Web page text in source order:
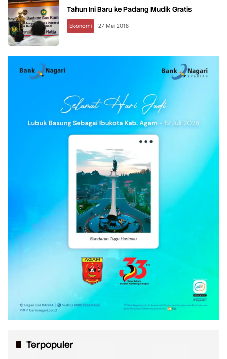
Tahun Ini Baru ke Padang Mudik Gratis
Ekonomi 27 Mei 2018
Terpopuler